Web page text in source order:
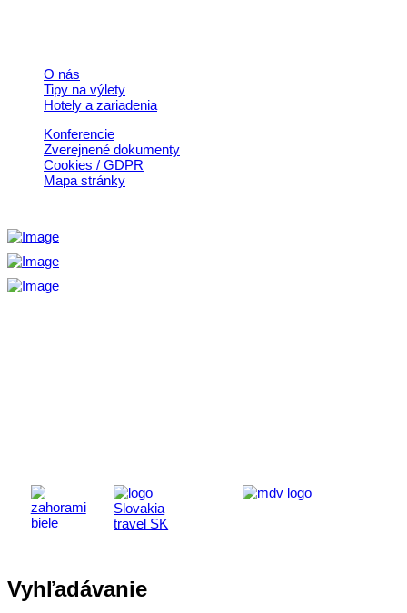
O nás
Tipy na výlety
Hotely a zariadenia
Konferencie
Zverejnené dokumenty
Cookies / GDPR
Mapa stránky
Vyhľadávanie